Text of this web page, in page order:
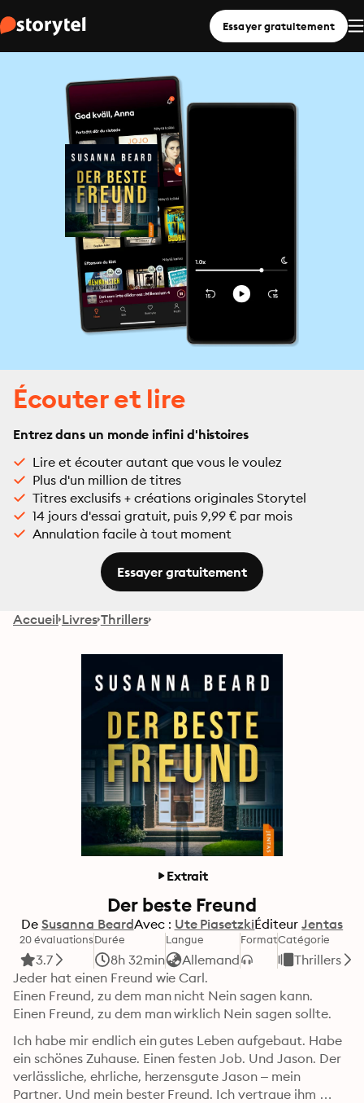
Essayer gratuitement
Écouter et lire
Entrez dans un monde infini d'histoires
Lire et écouter autant que vous le voulez
Plus d'un million de titres
Titres exclusifs + créations originales Storytel
14 jours d'essai gratuit, puis 9,99 € par mois
Annulation facile à tout moment
Essayer gratuitement
Accueil Livres Thrillers
Extrait
Der beste Freund
De Susanna BeardAvec : Ute PiasetzkiÉditeur Jentas
20 évaluations
3.7
Durée
8h 32min
Langue
Allemand
FormatCatégorie
Thrillers
Jeder hat einen Freund wie Carl.
Einen Freund, zu dem man nicht Nein sagen kann.
Einen Freund, zu dem man wirklich Nein sagen sollte.
Ich habe mir endlich ein gutes Leben aufgebaut. Habe
ein schönes Zuhause. Einen festen Job. Und Jason. Der
verlässliche, ehrliche, herzensgute Jason – mein
Partner. Und mein bester Freund. Ich vertraue ihm